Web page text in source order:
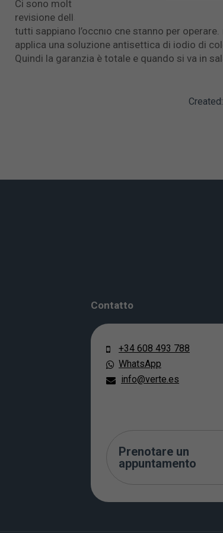
Ci sono molti passaggi e procedure che
revisione delle cartelle cliniche elettroniche
tutti sappiano l’occhio che stanno per
applica una soluzione antisettica di iodio di
Quindi la garanzia è totale e quando si va in
Contatto
+34 608 493 788
WhatsApp
info@verte.es
Prenotare un
appuntamento